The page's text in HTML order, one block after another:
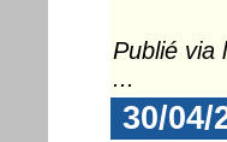
Publié via
...
30/04/